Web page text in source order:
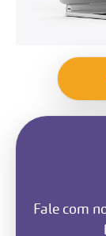
Fale com